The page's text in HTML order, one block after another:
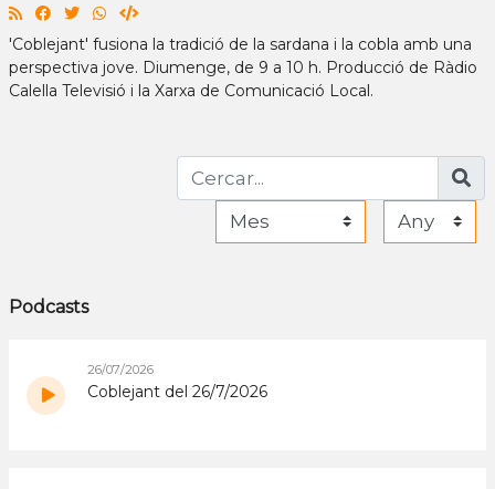
'Coblejant' fusiona la tradició de la sardana i la cobla amb una
perspectiva jove. Diumenge, de 9 a 10 h. Producció de Ràdio
Calella Televisió i la Xarxa de Comunicació Local.
Podcasts
26/07/2026
Coblejant del 26/7/2026